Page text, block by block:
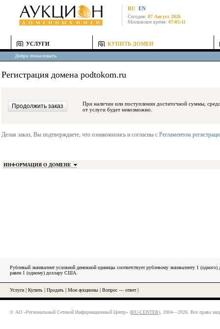
RU EN
Сегодня: 07 Август 2026
Московское время: 07:05:11
УСЛУГИ КУПИТЬ ДОМЕН
Добро пожаловать
Регистрация домена podtokom.ru
При наличии или поступлении достаточной суммы, средства будут
от услуги будет невозможно.
Делая заказ, Вы подтверждаете, что ознакомились и согласны с Регламентом
ИНФОРМАЦИЯ О ДОМЕНЕ
Рублевый эквивалент условной денежной единицы соответствует рублевому эквиваленту 1
равен 1 (одному) доллару США.
Услуги Купить Продать Мои аукционы Вопрос — ответ|
© АО «Региональный Сетевой Информационный Центр» (RU-CENTER), 2004—2026. Все права